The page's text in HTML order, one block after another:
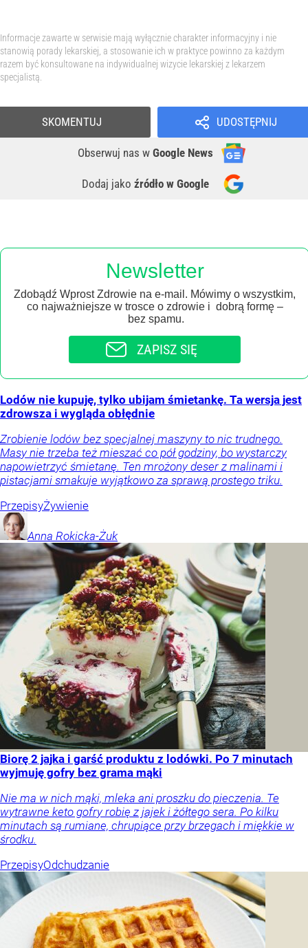
Informacje zawarte w serwisie mają wyłącznie charakter informacyjny i nie
stanowią porady lekarskiej, a stosowanie ich w praktyce powinno za każdym
razem być konsultowane na indywidualnej wizycie lekarskiej z lekarzem
specjalistą.
UDOSTĘPNIJ
Obserwuj nas w Google News
Dodaj jako źródło w Google
SKOMENTUJ
Newsletter
Zdobądź Wprost Zdrowie na e-mail. Mówimy o wszystkim,
co najważniejsze w trosce o zdrowie i dobrą formę –
bez spamu.
ZAPISZ SIĘ
Lodów nie kupuję, tylko ubijam śmietankę. Ta wersja jest
zdrowsza i wygląda obłędnie
Zrobienie lodów bez specjalnej maszyny to nic trudnego.
Masy nie trzeba też mieszać co pół godziny, bo wystarczy
napowietrzyć śmietanę. Ten mrożony deser z malinami i
pistacjami smakuje wyjątkowo za sprawą prostego triku.
PrzepisyŻywienie
Anna Rokicka-Żuk
Biorę 2 jajka i garść produktu z lodówki. Po 7 minutach
wyjmuję gofry bez grama mąki
Nie ma w nich mąki, mleka ani proszku do pieczenia. Te
wytrawne keto gofry robię z jajek i żółtego sera. Po kilku
minutach są rumiane, chrupiące przy brzegach i miękkie w
środku.
PrzepisyOdchudzanie